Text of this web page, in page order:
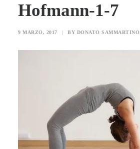
SEARCH
Hofmann-1-7
9 MARZO, 2017 | BY DONATO SAMMARTINO